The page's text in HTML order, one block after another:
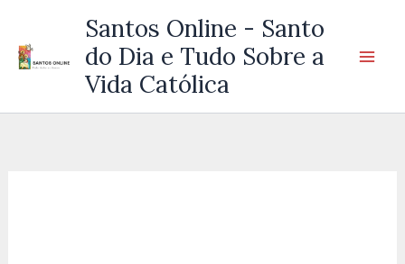
Santos Online - Santo
do Dia e Tudo Sobre a
Vida Católica